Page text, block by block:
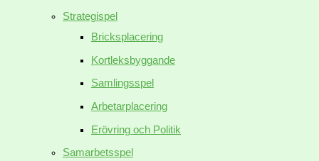
Strategispel
Bricksplacering
Kortleksbyggande
Samlingsspel
Arbetarplacering
Erövring och Politik
Samarbetsspel